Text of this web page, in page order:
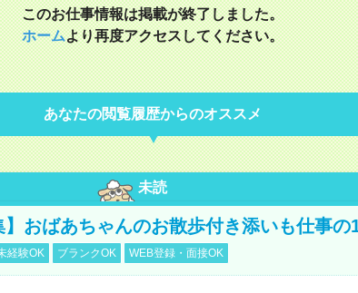
このお仕事情報は掲載が終了しました。
ホームより再度アクセスしてください。
あなたの閲覧履歴からのオススメ
未読
】おばあちゃんのお散歩付き添いも仕事の
経験OK ブランクOK WEB登録・面接OK